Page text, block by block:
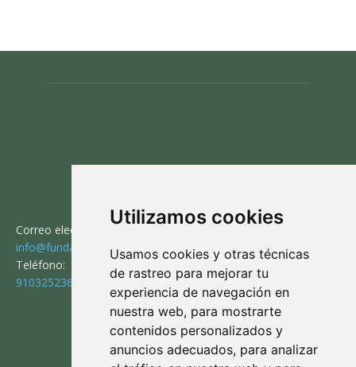
Utilizamos cookies
Usamos cookies y otras técnicas
de rastreo para mejorar tu
experiencia de navegación en
nuestra web, para mostrarte
contenidos personalizados y
anuncios adecuados, para analizar
Correo electrónico:
info@fundaciontorodelidia.org
Teléfono:
910325236
SÍGUENOS